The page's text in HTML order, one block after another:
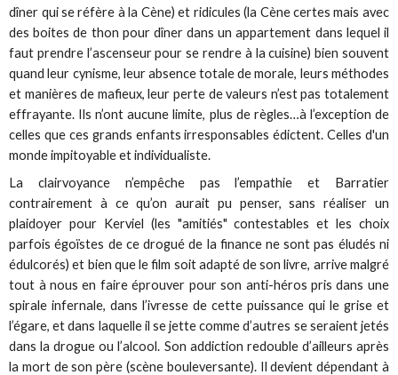
dîner qui se réfère à la Cène) et ridicules (la Cène certes mais avec
des boites de thon pour dîner dans un appartement dans lequel il
faut prendre l’ascenseur pour se rendre à la cuisine) bien souvent
quand leur cynisme, leur absence totale de morale, leurs méthodes
et manières de mafieux, leur perte de valeurs n’est pas totalement
effrayante. Ils n’ont aucune limite, plus de règles…à l’exception de
celles que ces grands enfants irresponsables édictent. Celles d'un
monde impitoyable et individualiste.
La clairvoyance n’empêche pas l’empathie et Barratier
contrairement à ce qu’on aurait pu penser, sans réaliser un
plaidoyer pour Kerviel (les "amitiés" contestables et les choix
parfois égoïstes de ce drogué de la finance ne sont pas éludés ni
édulcorés) et bien que le film soit adapté de son livre, arrive malgré
tout à nous en faire éprouver pour son anti-héros pris dans une
spirale infernale, dans l’ivresse de cette puissance qui le grise et
l’égare, et dans laquelle il se jette comme d’autres se seraient jetés
dans la drogue ou l’alcool. Son addiction redouble d’ailleurs après
la mort de son père (scène bouleversante). Il devient dépendant à